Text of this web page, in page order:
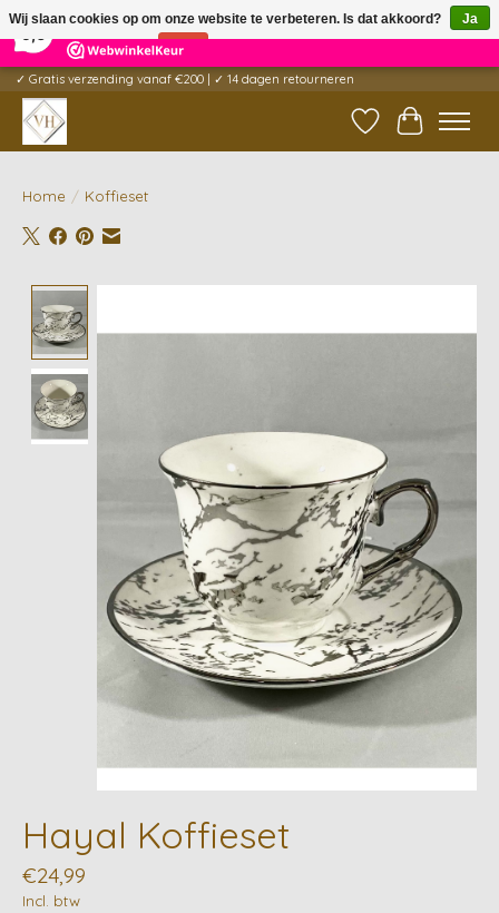
5 Reviews ×
✓ Gratis verzending vanaf €200 | ✓ 14 dagen retourneren
Verlanglijst
Home / Koffieset
Hayal Koffieset
€24,99
Incl. btw
Wij slaan cookies op om onze website te verbeteren. Is dat akkoord?
Ja
Nee